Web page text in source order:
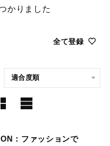
全て登録
かりました
：ファッションで